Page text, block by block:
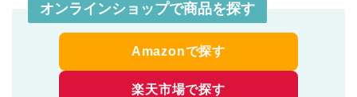
オンラインショップで商品を探す
Amazonで探す
楽天市場で探す